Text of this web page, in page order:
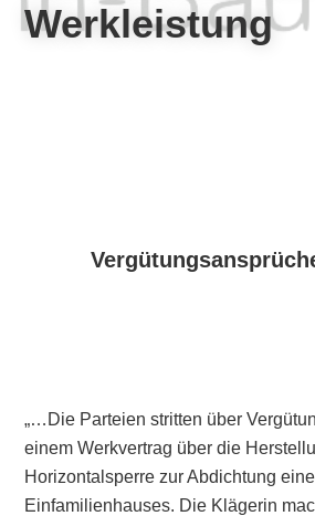
Werkleistung
„…Die Parteien stritten über
einem Werkvertrag über die
Horizontalsperre zur Abdichtung
Einfamilienhauses. Die Klägerin